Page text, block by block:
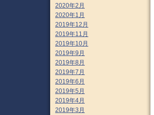
2020年2月
2020年1月
2019年12月
2019年11月
2019年10月
2019年9月
2019年8月
2019年7月
2019年6月
2019年5月
2019年4月
2019年3月